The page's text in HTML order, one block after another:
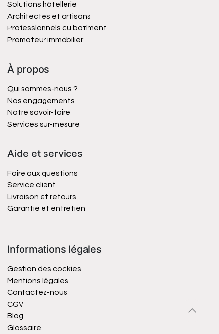
Solutions hôtellerie
Architectes et artisans
Professionnels du bâtiment
Promoteur immobilier
À propos
Qui sommes-nous ?
Nos engagements
Notre savoir-faire
Services sur-mesure
Aide et services
Foire aux questions
Service client
Livraison et retours
Garantie et entretien
Informations légales
Gestion des cookies
Mentions légales
Contactez-nous
CGV
Blog
Glossaire